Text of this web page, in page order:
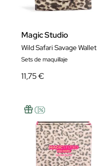
Magic Studio
Wild Safari Savage Wallet
Sets de maquillaje
11,75 €